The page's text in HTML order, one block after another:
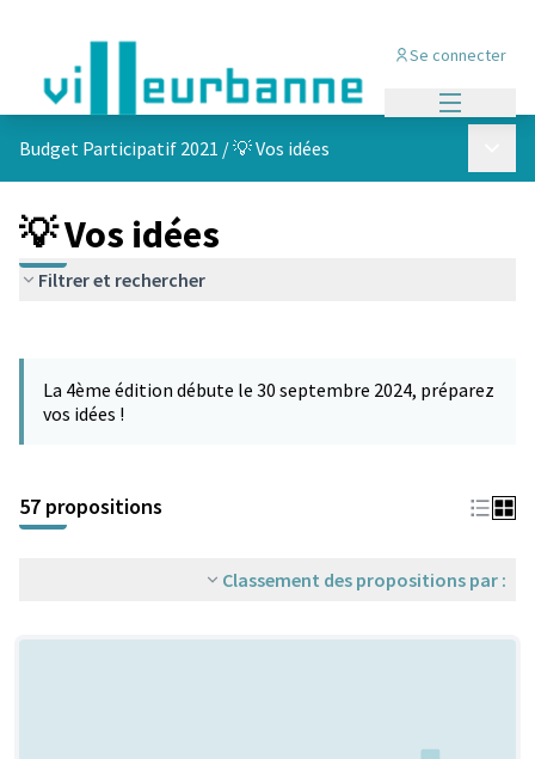
Se connecter
Budget Participatif 2021 /💡 Vos idées
💡 Vos idées
Filtrer et rechercher
La 4ème édition débute le 30 septembre 2024, préparez
vos idées !
57 propositions
Classement des propositions par :